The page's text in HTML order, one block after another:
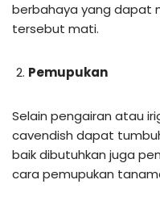
berbahaya yang dapat
tersebut mati.
Pemupukan
Selain pengairan atau
cavendish dapat
baik dibutuhkan juga
cara pemupukan